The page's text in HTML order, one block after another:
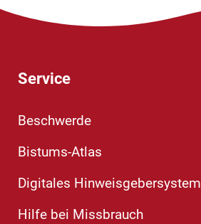
Service
Beschwerde
Bistums-Atlas
Digitales Hinweisgebersystem
Hilfe bei Missbrauch